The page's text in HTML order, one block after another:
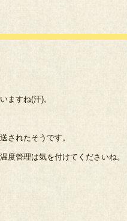
ますね(汗)。
されたそうです。
度管理は気を付けてくださいね。